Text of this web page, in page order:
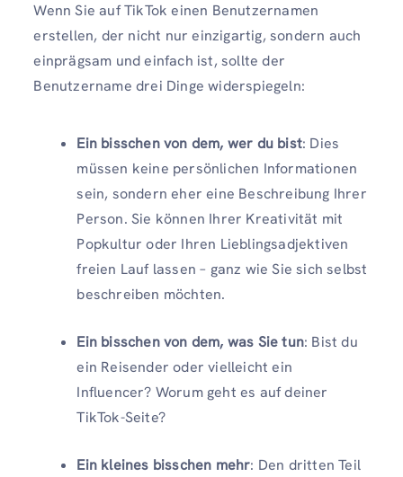
Wenn Sie auf TikTok einen Benutzernamen
erstellen, der nicht nur einzigartig, sondern auch
einprägsam und einfach ist, sollte der
Benutzername drei Dinge widerspiegeln:
Ein bisschen von dem, wer du bist: Dies
müssen keine persönlichen Informationen
sein, sondern eher eine Beschreibung Ihrer
Person. Sie können Ihrer Kreativität mit
Popkultur oder Ihren Lieblingsadjektiven
freien Lauf lassen – ganz wie Sie sich selbst
beschreiben möchten.
Ein bisschen von dem, was Sie tun: Bist du
ein Reisender oder vielleicht ein
Influencer? Worum geht es auf deiner
TikTok-Seite?
Ein kleines bisschen mehr: Den dritten Teil